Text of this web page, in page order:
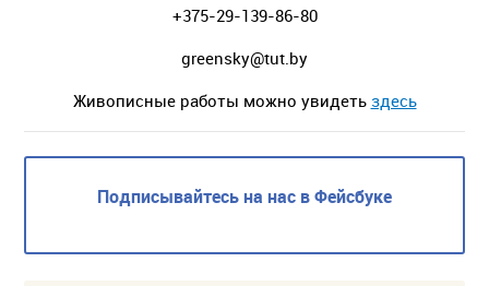
+375-29-139-86-80
greensky@tut.by
Живописные работы можно увидеть здесь
Подписывайтесь на нас в Фейсбуке